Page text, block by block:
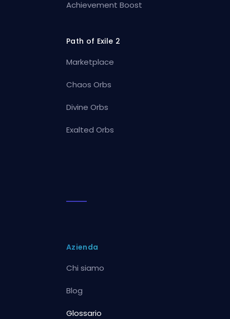
Achievement Boost
Path of Exile 2
Marketplace
Chaos Orbs
Divine Orbs
Exalted Orbs
Azienda
Chi siamo
Blog
Glossario